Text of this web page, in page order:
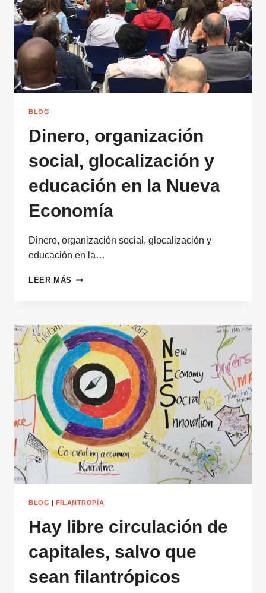
DEL
BANCO
DE
DONACIONES
INTERNACIONALES
BLOG
Dinero, organización
social, glocalización y
educación en la Nueva
Economía
Dinero, organización social, glocalización y
educación en la…
LEER MÁS DINERO,
Y
EDUCACIÓN
EN
LA
NUEVA
ECONOMÍA
BLOG | FILANTROPÍA
Hay libre circulación de
capitales, salvo que
sean filantrópicos